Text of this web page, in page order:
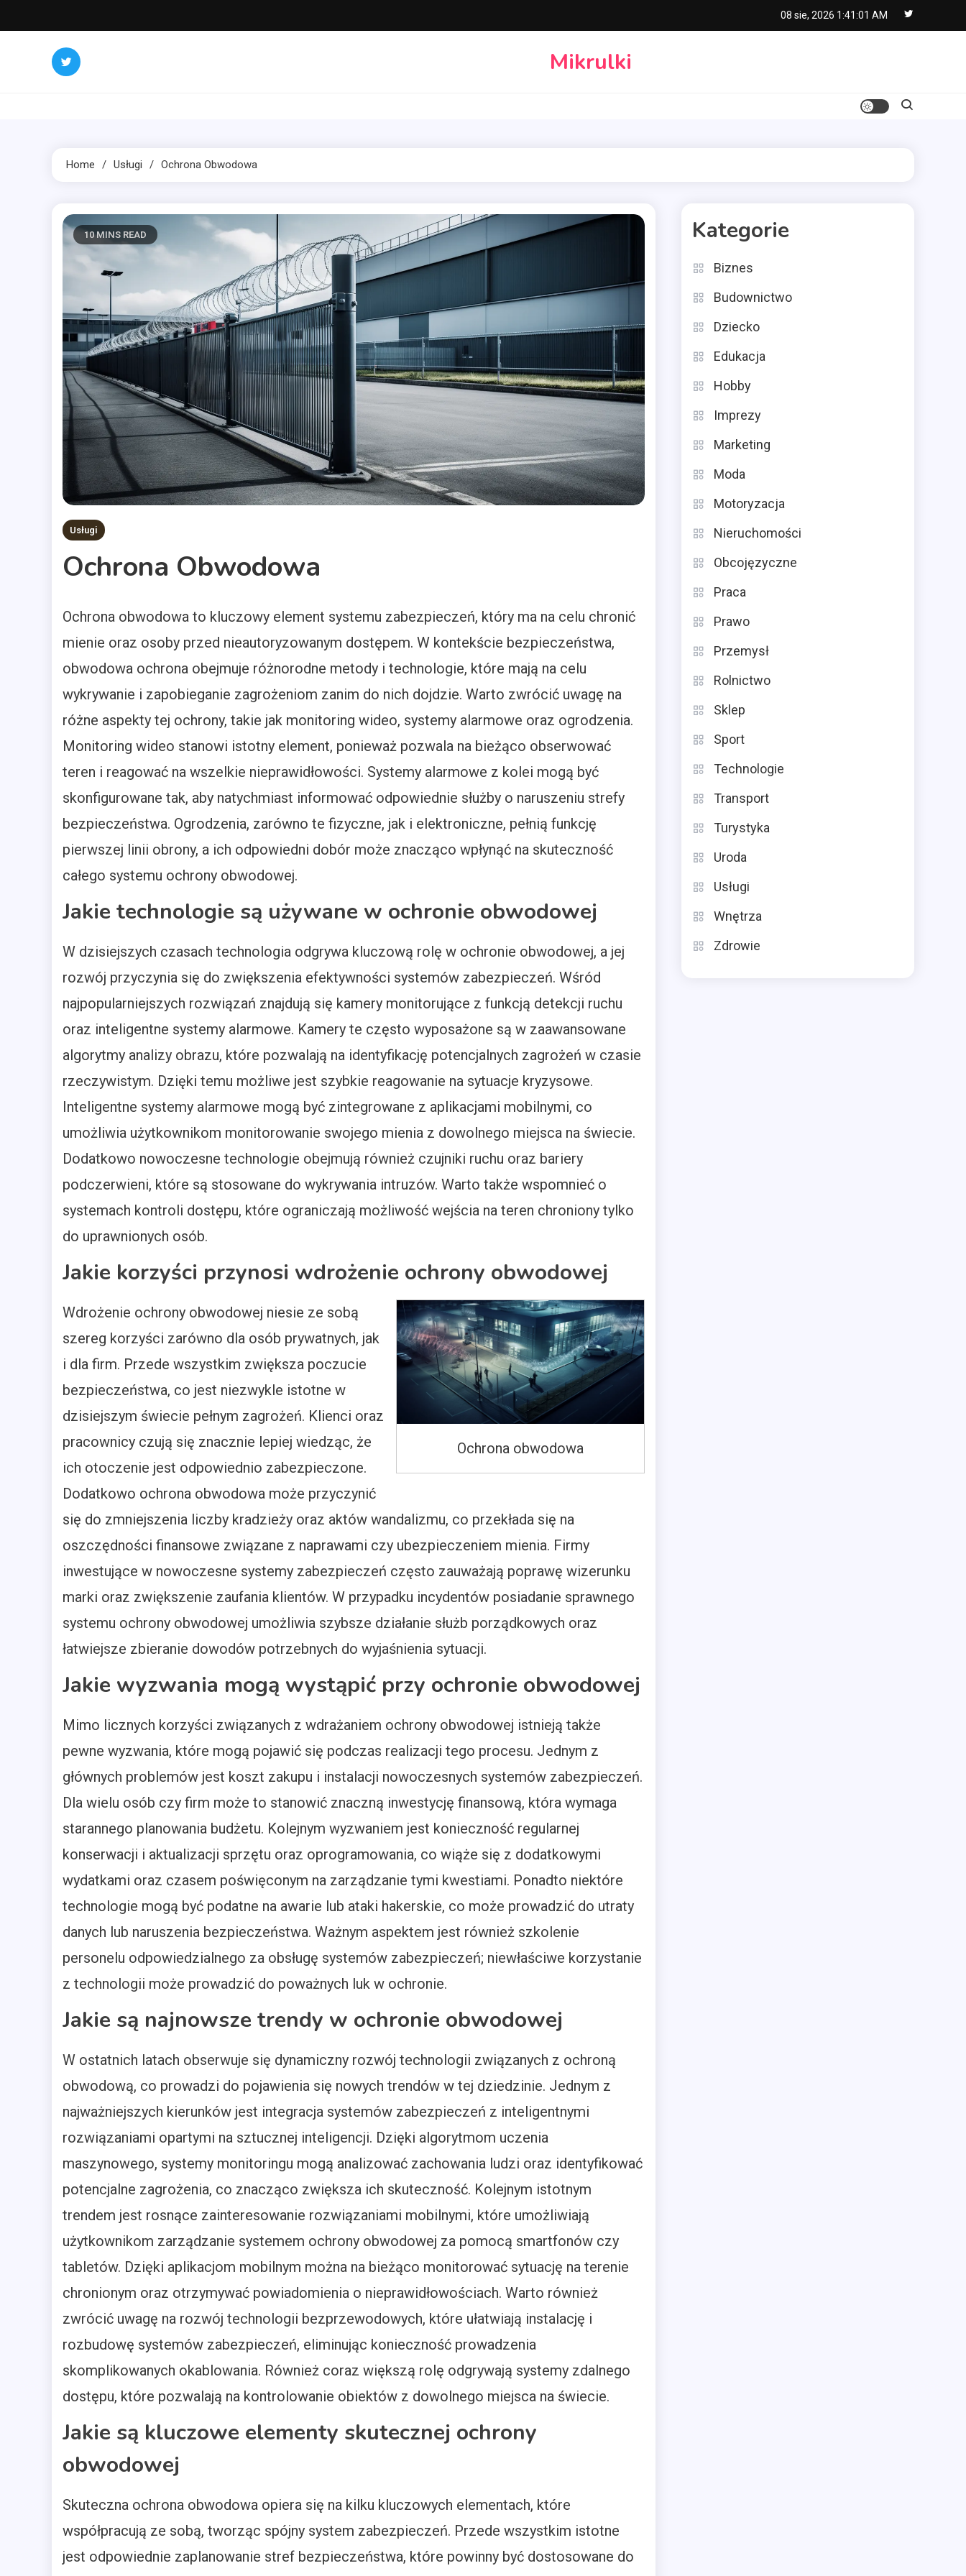
to
08 sie, 2026 1:41:02 AM
Mikrulki
Home Usługi Ochrona Obwodowa
10 MINS READ
Usługi
Ochrona Obwodowa
Ochrona obwodowa to kluczowy element systemu zabezpieczeń, który ma na celu chronić
mienie oraz osoby przed nieautoryzowanym dostępem. W kontekście bezpieczeństwa,
obwodowa ochrona obejmuje różnorodne metody i technologie, które mają na celu
wykrywanie i zapobieganie zagrożeniom zanim do nich dojdzie. Warto zwrócić uwagę na
różne aspekty tej ochrony, takie jak monitoring wideo, systemy alarmowe oraz ogrodzenia.
Monitoring wideo stanowi istotny element, ponieważ pozwala na bieżąco obserwować
teren i reagować na wszelkie nieprawidłowości. Systemy alarmowe z kolei mogą być
skonfigurowane tak, aby natychmiast informować odpowiednie służby o naruszeniu strefy
bezpieczeństwa. Ogrodzenia, zarówno te fizyczne, jak i elektroniczne, pełnią funkcję
pierwszej linii obrony, a ich odpowiedni dobór może znacząco wpłynąć na skuteczność
całego systemu ochrony obwodowej.
Jakie technologie są używane w ochronie obwodowej
W dzisiejszych czasach technologia odgrywa kluczową rolę w ochronie obwodowej, a jej
rozwój przyczynia się do zwiększenia efektywności systemów zabezpieczeń. Wśród
najpopularniejszych rozwiązań znajdują się kamery monitorujące z funkcją detekcji ruchu
oraz inteligentne systemy alarmowe. Kamery te często wyposażone są w zaawansowane
algorytmy analizy obrazu, które pozwalają na identyfikację potencjalnych zagrożeń w czasie
rzeczywistym. Dzięki temu możliwe jest szybkie reagowanie na sytuacje kryzysowe.
Inteligentne systemy alarmowe mogą być zintegrowane z aplikacjami mobilnymi, co
umożliwia użytkownikom monitorowanie swojego mienia z dowolnego miejsca na świecie.
Dodatkowo nowoczesne technologie obejmują również czujniki ruchu oraz bariery
podczerwieni, które są stosowane do wykrywania intruzów. Warto także wspomnieć o
systemach kontroli dostępu, które ograniczają możliwość wejścia na teren chroniony tylko
do uprawnionych osób.
Jakie korzyści przynosi wdrożenie ochrony obwodowej
Ochrona obwodowa
Wdrożenie ochrony obwodowej niesie ze sobą
szereg korzyści zarówno dla osób prywatnych, jak
i dla firm. Przede wszystkim zwiększa poczucie
bezpieczeństwa, co jest niezwykle istotne w
dzisiejszym świecie pełnym zagrożeń. Klienci oraz
pracownicy czują się znacznie lepiej wiedząc, że
ich otoczenie jest odpowiednio zabezpieczone.
Dodatkowo ochrona obwodowa może przyczynić
się do zmniejszenia liczby kradzieży oraz aktów wandalizmu, co przekłada się na
oszczędności finansowe związane z naprawami czy ubezpieczeniem mienia. Firmy
inwestujące w nowoczesne systemy zabezpieczeń często zauważają poprawę wizerunku
marki oraz zwiększenie zaufania klientów. W przypadku incydentów posiadanie sprawnego
systemu ochrony obwodowej umożliwia szybsze działanie służb porządkowych oraz
łatwiejsze zbieranie dowodów potrzebnych do wyjaśnienia sytuacji.
Jakie wyzwania mogą wystąpić przy ochronie obwodowej
Mimo licznych korzyści związanych z wdrażaniem ochrony obwodowej istnieją także
pewne wyzwania, które mogą pojawić się podczas realizacji tego procesu. Jednym z
głównych problemów jest koszt zakupu i instalacji nowoczesnych systemów zabezpieczeń.
Dla wielu osób czy firm może to stanowić znaczną inwestycję finansową, która wymaga
starannego planowania budżetu. Kolejnym wyzwaniem jest konieczność regularnej
konserwacji i aktualizacji sprzętu oraz oprogramowania, co wiąże się z dodatkowymi
wydatkami oraz czasem poświęconym na zarządzanie tymi kwestiami. Ponadto niektóre
technologie mogą być podatne na awarie lub ataki hakerskie, co może prowadzić do utraty
danych lub naruszenia bezpieczeństwa. Ważnym aspektem jest również szkolenie
personelu odpowiedzialnego za obsługę systemów zabezpieczeń; niewłaściwe korzystanie
z technologii może prowadzić do poważnych luk w ochronie.
Jakie są najnowsze trendy w ochronie obwodowej
W ostatnich latach obserwuje się dynamiczny rozwój technologii związanych z ochroną
obwodową, co prowadzi do pojawienia się nowych trendów w tej dziedzinie. Jednym z
najważniejszych kierunków jest integracja systemów zabezpieczeń z inteligentnymi
rozwiązaniami opartymi na sztucznej inteligencji. Dzięki algorytmom uczenia
maszynowego, systemy monitoringu mogą analizować zachowania ludzi oraz identyfikować
potencjalne zagrożenia, co znacząco zwiększa ich skuteczność. Kolejnym istotnym
trendem jest rosnące zainteresowanie rozwiązaniami mobilnymi, które umożliwiają
użytkownikom zarządzanie systemem ochrony obwodowej za pomocą smartfonów czy
tabletów. Dzięki aplikacjom mobilnym można na bieżąco monitorować sytuację na terenie
chronionym oraz otrzymywać powiadomienia o nieprawidłowościach. Warto również
zwrócić uwagę na rozwój technologii bezprzewodowych, które ułatwiają instalację i
rozbudowę systemów zabezpieczeń, eliminując konieczność prowadzenia
skomplikowanych okablowania. Również coraz większą rolę odgrywają systemy zdalnego
dostępu, które pozwalają na kontrolowanie obiektów z dowolnego miejsca na świecie.
Jakie są kluczowe elementy skutecznej ochrony
obwodowej
Skuteczna ochrona obwodowa opiera się na kilku kluczowych elementach, które
współpracują ze sobą, tworząc spójny system zabezpieczeń. Przede wszystkim istotne
jest odpowiednie zaplanowanie stref bezpieczeństwa, które powinny być dostosowane do
Kategorie
Biznes
Budownictwo
Dziecko
Edukacja
Hobby
Imprezy
Marketing
Moda
Motoryzacja
Nieruchomości
Obcojęzyczne
Praca
Prawo
Przemysł
Rolnictwo
Sklep
Sport
Technologie
Transport
Turystyka
Uroda
Usługi
Wnętrza
Zdrowie